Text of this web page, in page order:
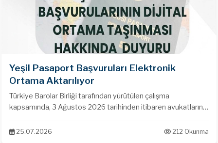
Yeşil Pasaport Başvuruları Elektronik
Ortama Aktarılıyor
Türkiye Barolar Birliği tarafından yürütülen çalışma
kapsamında, 3 Ağustos 2026 tarihinden itibaren avukatların
ortamda gerçekleştirilecektir. Yeni uygulamayla: Başvurular
25.07.2026 212 Okunma